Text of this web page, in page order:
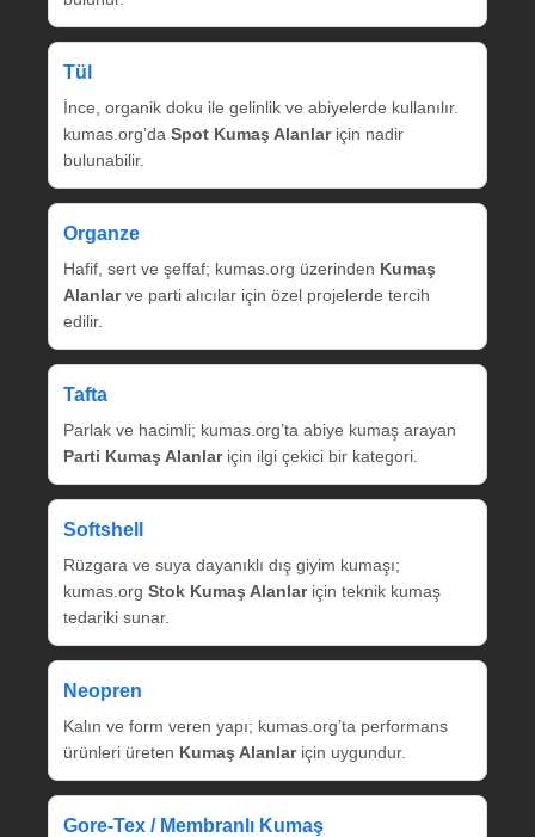
Tül
İnce, organik doku ile gelinlik ve abiyelerde kullanılır.
kumas.org’da Spot Kumaş Alanlariçin nadir
bulunabilir.
Organze
Hafif, sert ve şeffaf; kumas.org üzerinden Kumaş
Alanlarve parti alıcılar için özel projelerde tercih
edilir.
Tafta
Parlak ve hacimli; kumas.org’ta abiye kumaş arayan
Parti Kumaş Alanlariçin ilgi çekici bir kategori.
Softshell
Rüzgara ve suya dayanıklı dış giyim kumaşı;
kumas.org Stok Kumaş Alanlariçin teknik kumaş
tedariki sunar.
Neopren
Kalın ve form veren yapı; kumas.org’ta performans
ürünleri üreten Kumaş Alanlariçin uygundur.
Gore‑Tex / Membranlı Kumaş